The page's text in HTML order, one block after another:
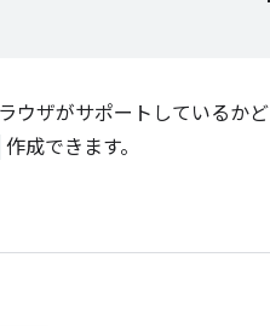
ウザがサポートしているかど
作成できます。